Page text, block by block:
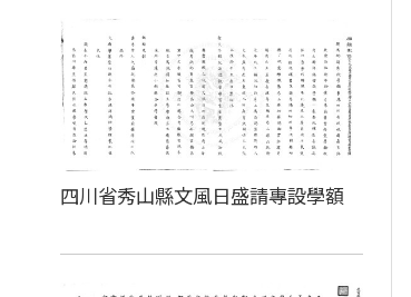
四川省秀山縣文風日盛請專設學額